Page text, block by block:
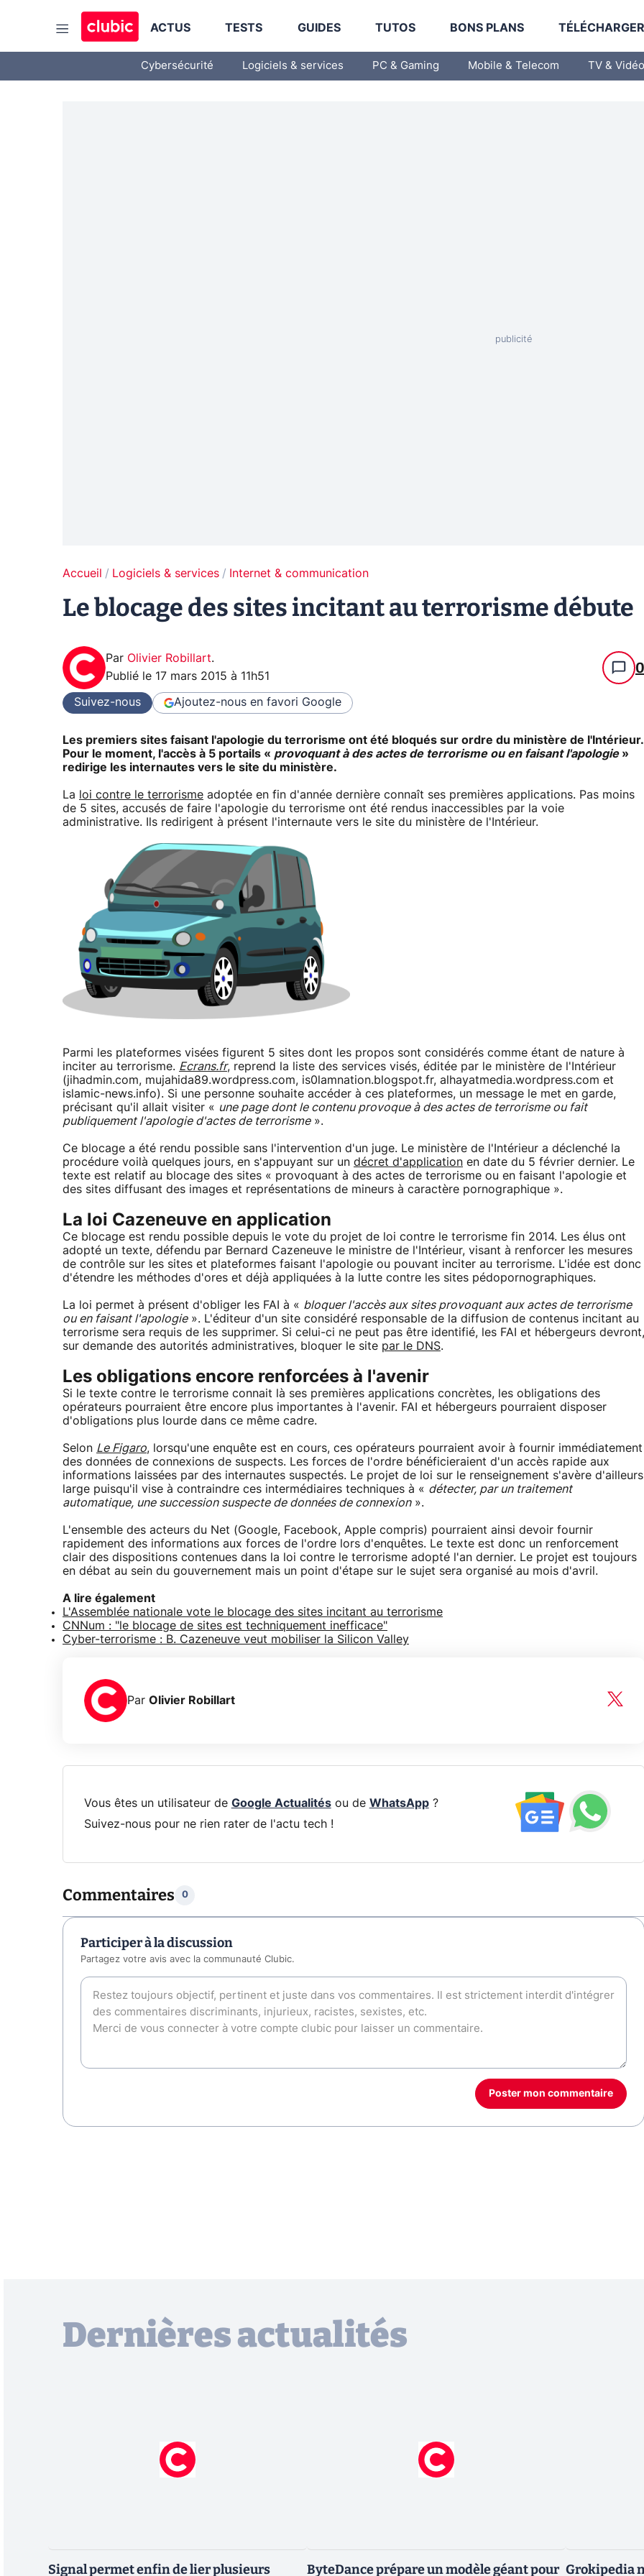
ACTUS TESTS GUIDES TUTOS BONS PLANS
Cybersécurité Logiciels & services PC & Gaming Mobile & Telecom TV & Vidéo
Accueil Logiciels & services Internet & communication
Le blocage des sites incitant au terrorisme débute
Par Olivier Robillart.
Publié le 17 mars 2015 à 11h51 0
Suivez-nous Ajoutez-nous en favori Google
Les premiers sites faisant l'apologie du terrorisme ont été bloqués sur ordre du ministère de l'Intérieur.
Pour le moment, l'accès à 5 portails « provoquant à des actes de terrorisme ou en faisant l'apologie»
redirige les internautes vers le site du ministère.
La loi contre le terrorisme adoptée en fin d'année dernière connaît ses premières applications. Pas moins
de 5 sites, accusés de faire l'apologie du terrorisme ont été rendus inaccessibles par la voie
administrative. Ils redirigent à présent l'internaute vers le site du ministère de l'Intérieur.
Parmi les plateformes visées figurent 5 sites dont les propos sont considérés comme étant de nature à
inciter au terrorisme. Ecrans.fr, reprend la liste des services visés, éditée par le ministère de l'Intérieur
(jihadmin.com, mujahida89.wordpress.com, is0lamnation.blogspot.fr, alhayatmedia.wordpress.com et
islamic-news.info). Si une personne souhaite accéder à ces plateformes, un message le met en garde,
précisant qu'il allait visiter « une page dont le contenu provoque à des actes de terrorisme ou fait
publiquement l'apologie d'actes de terrorisme».
Ce blocage a été rendu possible sans l'intervention d'un juge. Le ministère de l'Intérieur a déclenché la
procédure voilà quelques jours, en s'appuyant sur un décret d'application en date du 5 février dernier. Le
texte est relatif au blocage des sites « provoquant à des actes de terrorisme ou en faisant l'apologie et
des sites diffusant des images et représentations de mineurs à caractère pornographique ».
La loi Cazeneuve en application
Ce blocage est rendu possible depuis le vote du projet de loi contre le terrorisme fin 2014. Les élus ont
adopté un texte, défendu par Bernard Cazeneuve le ministre de l'Intérieur, visant à renforcer les mesures
de contrôle sur les sites et plateformes faisant l'apologie ou pouvant inciter au terrorisme. L'idée est donc
d'étendre les méthodes d'ores et déjà appliquées à la lutte contre les sites pédopornographiques.
La loi permet à présent d'obliger les FAI à « bloquer l'accès aux sites provoquant aux actes de terrorisme
ou en faisant l'apologie». L'éditeur d'un site considéré responsable de la diffusion de contenus incitant au
terrorisme sera requis de les supprimer. Si celui-ci ne peut pas être identifié, les FAI et hébergeurs devront,
sur demande des autorités administratives, bloquer le site par le DNS.
Les obligations encore renforcées à l'avenir
Si le texte contre le terrorisme connait là ses premières applications concrètes, les obligations des
opérateurs pourraient être encore plus importantes à l'avenir. FAI et hébergeurs pourraient disposer
d'obligations plus lourde dans ce même cadre.
Selon Le Figaro, lorsqu'une enquête est en cours, ces opérateurs pourraient avoir à fournir immédiatement
des données de connexions de suspects. Les forces de l'ordre bénéficieraient d'un accès rapide aux
informations laissées par des internautes suspectés. Le projet de loi sur le renseignement s'avère d'ailleurs
large puisqu'il vise à contraindre ces intermédiaires techniques à « détecter, par un traitement
automatique, une succession suspecte de données de connexion».
L'ensemble des acteurs du Net (Google, Facebook, Apple compris) pourraient ainsi devoir fournir
rapidement des informations aux forces de l'ordre lors d'enquêtes. Le texte est donc un renforcement
clair des dispositions contenues dans la loi contre le terrorisme adopté l'an dernier. Le projet est toujours
en débat au sein du gouvernement mais un point d'étape sur le sujet sera organisé au mois d'avril.
A lire également
L'Assemblée nationale vote le blocage des sites incitant au terrorisme
CNNum : "le blocage de sites est techniquement inefficace"
Cyber-terrorisme : B. Cazeneuve veut mobiliser la Silicon Valley
Par Olivier Robillart
Vous êtes un utilisateur de Google Actualitésou de WhatsApp?
Suivez-nous pour ne rien rater de l'actu tech !
Commentaires 0
Participer à la discussion
Partagez votre avis avec la communauté Clubic.
Poster mon commentaire
Dernières actualités
Signal permet enfin de lier plusieurs ByteDance prépare un modèle géant pour Grokipedia